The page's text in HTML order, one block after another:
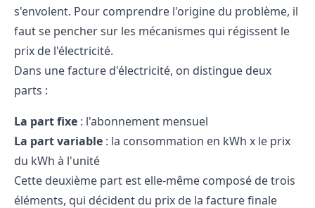
s'envolent. Pour comprendre l'origine du problème, il
faut se pencher sur les mécanismes qui régissent le
prix de l'électricité.
Dans une facture d'électricité, on distingue deux
parts :
La part fixe : l'abonnement mensuel
La part variable : la consommation en kWh x le prix
du kWh à l'unité
Cette deuxième part est elle-même composé de trois
éléments, qui décident du prix de la facture finale